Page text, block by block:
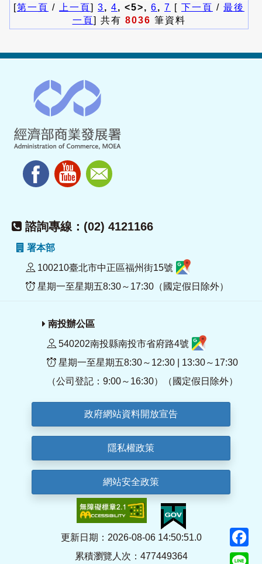
[第一頁 / 上一頁] 3, 4, <5>, 6, 7 [ 下一頁 / 最後
一頁] 共有 8036 筆資料
諮詢專線：(02) 4121166
署本部
100210臺北市中正區福州街15號
星期一至星期五8:30～17:30（國定假日除外）
南投辦公區
540202南投縣南投市省府路4號
星期一至星期五8:30～12:30 | 13:30～17:30
（公司登記：9:00～16:30）（國定假日除外）
政府網站資料開放宣告
隱私權政策
網站安全政策
更新日期：2026-08-06 14:50:51.0
累積瀏覽人次：477449364